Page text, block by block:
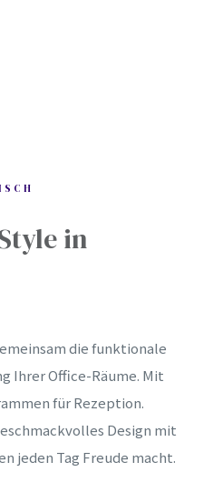
in
die funktionale
Ihrer Office-Räume. Mit
für Rezeption.
Design mit
jeden Tag Freude macht.